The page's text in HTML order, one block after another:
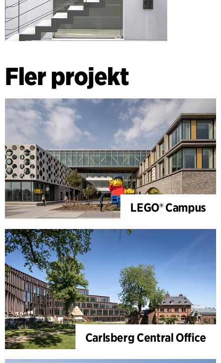
Fler projekt
LEGO® Campus
Carlsberg Central Office